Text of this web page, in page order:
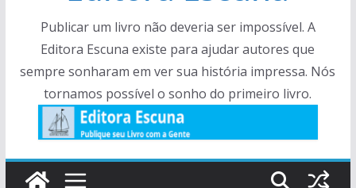
Publicar um livro não deveria ser impossível. A
Editora Escuna existe para ajudar autores que
sempre sonharam em ver sua história impressa. Nós
tornamos possível o sonho do primeiro livro.